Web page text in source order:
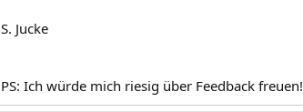
S. Jucke
PS: Ich würde mich riesig über Feedback freuen!